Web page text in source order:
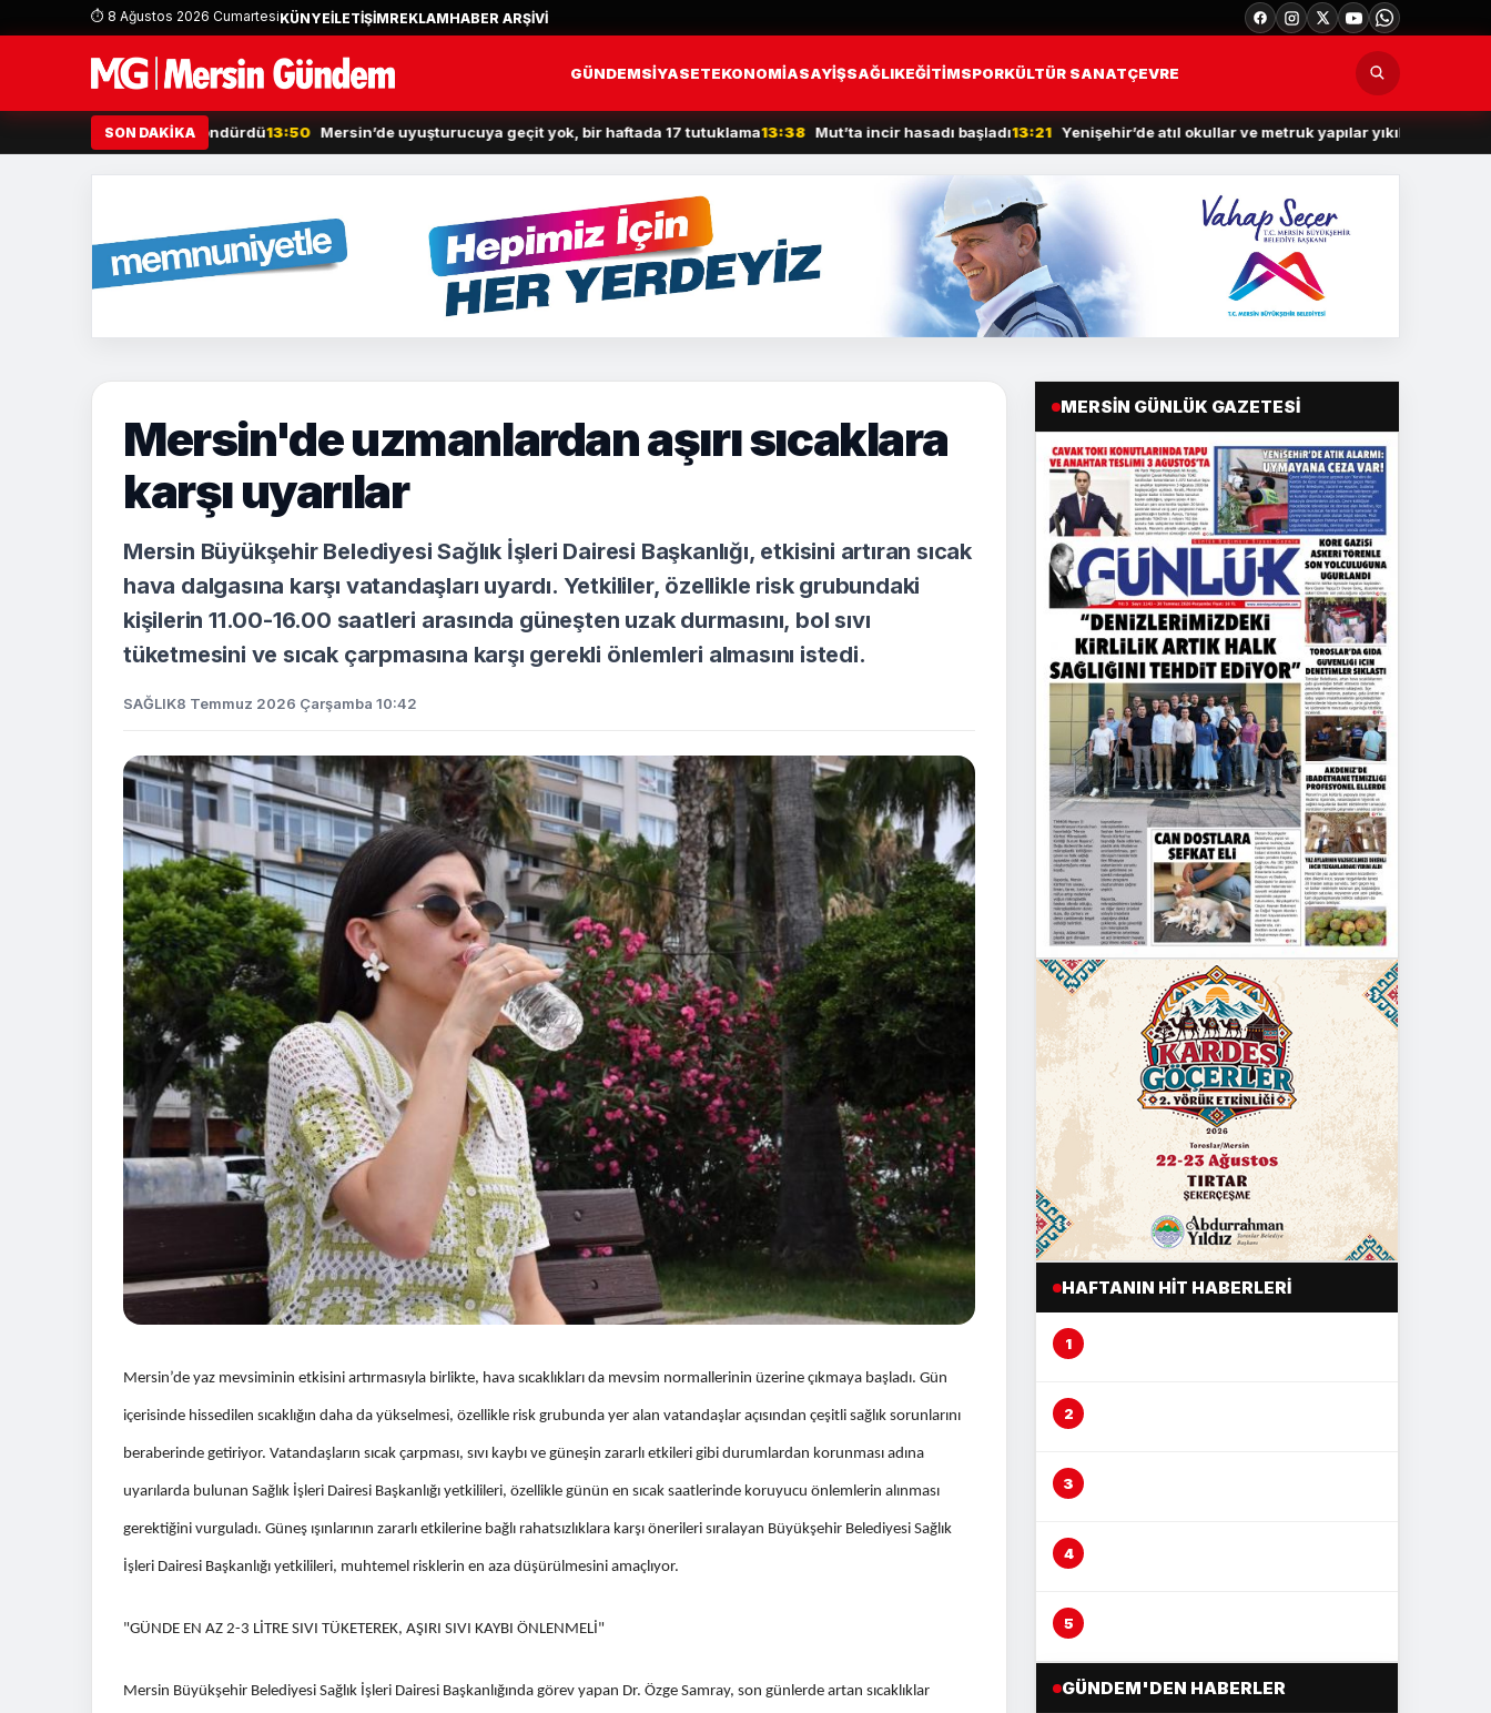
⏱ 8 Ağustos 2026 CumartesiKÜNYEİLETİŞİMREKLAMHABER ARŞİVİ
GÜNDEMSİYASETEKONOMİASAYİŞSAĞLIKEĞİTİMSPORKÜLTÜR SANATÇEVRE
SON DAKİKA
otomobili görüp söndürdü13:50 Mersin’de uyuşturucuya geçit yok, bir haftada 17 tutuklama13:38 Mut’ta incir hasadı başladı 13:21 Yenişehir’de atıl okullar ve metruk yapılar yıkılıyor12:30
Mersin'de uzmanlardan aşırı sıcaklara
karşı uyarılar
Mersin Büyükşehir Belediyesi Sağlık İşleri Dairesi Başkanlığı, etkisini artıran sıcak
hava dalgasına karşı vatandaşları uyardı. Yetkililer, özellikle risk grubundaki
kişilerin 11.00-16.00 saatleri arasında güneşten uzak durmasını, bol sıvı
tüketmesini ve sıcak çarpmasına karşı gerekli önlemleri almasını istedi.
SAĞLIK8 Temmuz 2026 Çarşamba 10:42
Mersin’de yaz mevsiminin etkisini artırmasıyla birlikte, hava sıcaklıkları da mevsim normallerinin üzerine çıkmaya başladı. Gün
içerisinde hissedilen sıcaklığın daha da yükselmesi, özellikle risk grubunda yer alan vatandaşlar açısından çeşitli sağlık sorunlarını
beraberinde getiriyor. Vatandaşların sıcak çarpması, sıvı kaybı ve güneşin zararlı etkileri gibi durumlardan korunması adına
uyarılarda bulunan Sağlık İşleri Dairesi Başkanlığı yetkilileri, özellikle günün en sıcak saatlerinde koruyucu önlemlerin alınması
gerektiğini vurguladı. Güneş ışınlarının zararlı etkilerine bağlı rahatsızlıklara karşı önerileri sıralayan Büyükşehir Belediyesi Sağlık
İşleri Dairesi Başkanlığı yetkilileri, muhtemel risklerin en aza düşürülmesini amaçlıyor.
"GÜNDE EN AZ 2-3 LİTRE SIVI TÜKETEREK, AŞIRI SIVI KAYBI ÖNLENMELİ"
Mersin Büyükşehir Belediyesi Sağlık İşleri Dairesi Başkanlığında görev yapan Dr. Özge Samray, son günlerde artan sıcaklıklar
MERSIN GÜNLÜK GAZETESI
HAFTANIN HIT HABERLERI
GÜNDEM'DEN HABERLER